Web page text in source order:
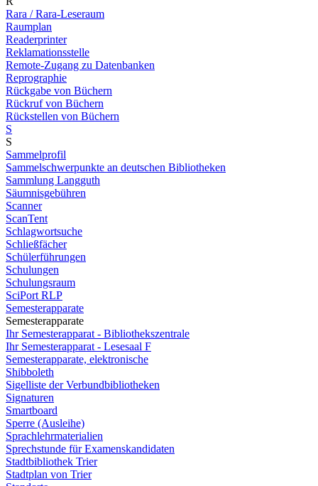
Rara / Rara-Leseraum
Raumplan
Readerprinter
Reklamationsstelle
Remote-Zugang zu Datenbanken
Reprographie
Rückgabe von Büchern
Rückruf von Büchern
Rückstellen von Büchern
S
S
Sammelprofil
Sammelschwerpunkte an deutschen Bibliotheken
Sammlung Langguth
Säumnisgebühren
Scanner
ScanTent
Schlagwortsuche
Schließfächer
Schülerführungen
Schulungen
Schulungsraum
SciPort RLP
Semesterapparate
Semesterapparate
Ihr Semesterapparat - Bibliothekszentrale
Ihr Semesterapparat - Lesesaal F
Semesterapparate, elektronische
Shibboleth
Sigelliste der Verbundbibliotheken
Signaturen
Smartboard
Sperre (Ausleihe)
Sprachlehrmaterialien
Sprechstunde für Examenskandidaten
Stadtbibliothek Trier
Stadtplan von Trier